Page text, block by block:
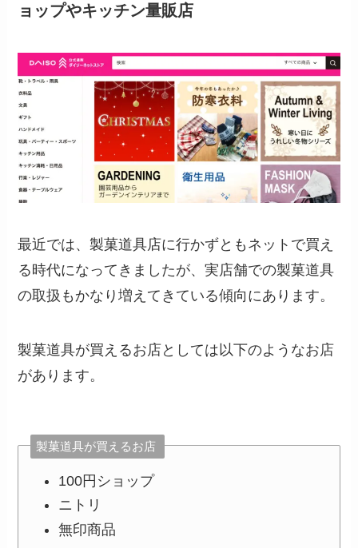
ョップやキッチン量販店
最近では、製菓道具店に行かずともネットで買え
る時代になってきましたが、実店舗での製菓道具
の取扱もかなり増えてきている傾向にあります。
製菓道具が買えるお店としては以下のようなお店
があります。
製菓道具が買えるお店
100円ショップ
ニトリ
無印商品